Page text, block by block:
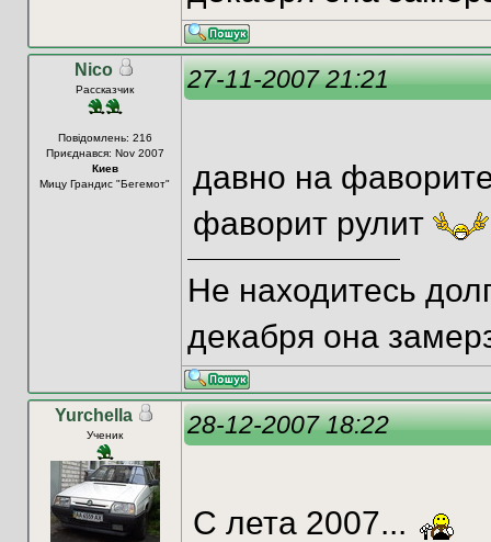
Nico
Рассказчик
Повідомлень: 216
Приєднався: Nov 2007
Киев
Мицу Грандис "Бегемот"
27-11-2007 21:21
давно на
фаворит рулит
Не находитесь
декабря она
Yurchella
Ученик 28-12-2007 18:22
С лета 2007...